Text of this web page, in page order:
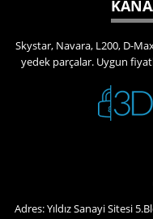
Skystar, Navara, L200, D-
yedek parçalar. Uygun
Adres: Yıldız Sanayi Sitesi